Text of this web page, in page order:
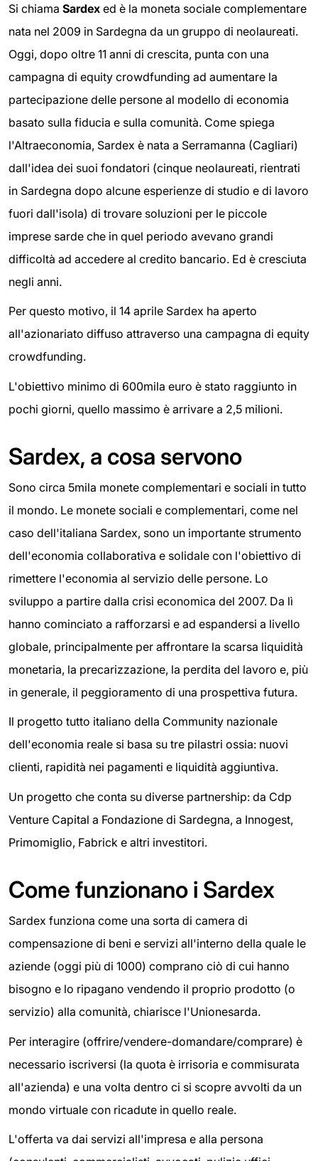
Si chiama Sardex ed è la moneta sociale complementare
nata nel 2009 in Sardegna da un gruppo di neolaureati.
Oggi, dopo oltre 11 anni di crescita, punta con una
campagna di equity crowdfunding ad aumentare la
partecipazione delle persone al modello di economia
basato sulla fiducia e sulla comunità. Come spiega
l'Altraeconomia, Sardex è nata a Serramanna (Cagliari)
dall'idea dei suoi fondatori (cinque neolaureati, rientrati
in Sardegna dopo alcune esperienze di studio e di lavoro
fuori dall'isola) di trovare soluzioni per le piccole
imprese sarde che in quel periodo avevano grandi
difficoltà ad accedere al credito bancario. Ed è cresciuta
negli anni.
Per questo motivo, il 14 aprile Sardex ha aperto
all'azionariato diffuso attraverso una campagna di equity
crowdfunding.
L'obiettivo minimo di 600mila euro è stato raggiunto in
pochi giorni, quello massimo è arrivare a 2,5 milioni.
Sardex, a cosa servono
Sono circa 5mila monete complementari e sociali in tutto
il mondo. Le monete sociali e complementari, come nel
caso dell'italiana Sardex, sono un importante strumento
dell'economia collaborativa e solidale con l'obiettivo di
rimettere l'economia al servizio delle persone. Lo
sviluppo a partire dalla crisi economica del 2007. Da lì
hanno cominciato a rafforzarsi e ad espandersi a livello
globale, principalmente per affrontare la scarsa liquidità
monetaria, la precarizzazione, la perdita del lavoro e, più
in generale, il peggioramento di una prospettiva futura.
Il progetto tutto italiano della Community nazionale
dell'economia reale si basa su tre pilastri ossia: nuovi
clienti, rapidità nei pagamenti e liquidità aggiuntiva.
Un progetto che conta su diverse partnership: da Cdp
Venture Capital a Fondazione di Sardegna, a Innogest,
Primomiglio, Fabrick e altri investitori.
Come funzionano i Sardex
Sardex funziona come una sorta di camera di
compensazione di beni e servizi all'interno della quale le
aziende (oggi più di 1000) comprano ciò di cui hanno
bisogno e lo ripagano vendendo il proprio prodotto (o
servizio) alla comunità, chiarisce l'Unionesarda.
Per interagire (offrire/vendere-domandare/comprare) è
necessario iscriversi (la quota è irrisoria e commisurata
all'azienda) e una volta dentro ci si scopre avvolti da un
mondo virtuale con ricadute in quello reale.
L'offerta va dai servizi all'impresa e alla persona